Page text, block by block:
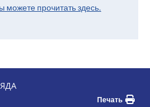
прочитать здесь.
Печать